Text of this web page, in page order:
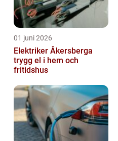
01 juni 2026
Elektriker Åkersberga
trygg el i hem och
fritidshus